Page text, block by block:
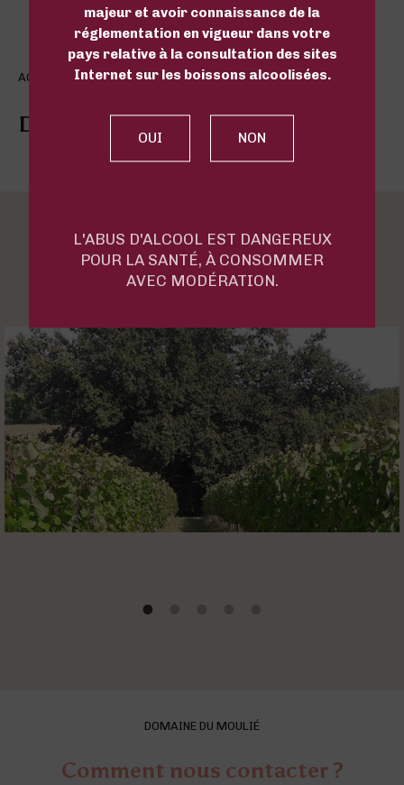
AOC MADIRAN
Domaine du Moulié – Chiffre
VISITES AU CHATEAU
DOMAINE DU MOULIÉ
Comment nous contacter ?
majeur et avoir connaissance de la
réglementation en vigueur dans votre
pays relative à la consultation des sites
Internet sur les boissons alcoolisées.
L'ABUS D'ALCOOL EST DANGEREUX
POUR LA SANTÉ, À CONSOMMER
AVEC MODÉRATION.